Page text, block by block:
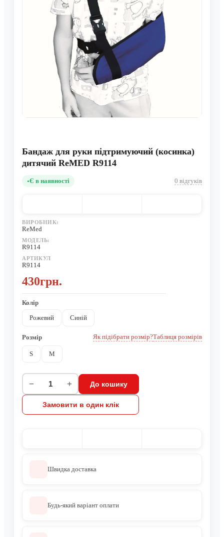
Бандаж для руки підтримуючий (косинка)
дитячий ReMED R9114
Є в наявності 0 відгуків
ВИРОБНИК:
ReMed
МОДЕЛЬ:
R9114
АРТИКУЛ
R9114
430грн.
Колір
Рожевий
Синій
Розмір Як підібрати розмір?Таблиця розмірів
S M
− + До кошику
Замовити в один клік
Швидка доставка
Будь-який варіант оплати